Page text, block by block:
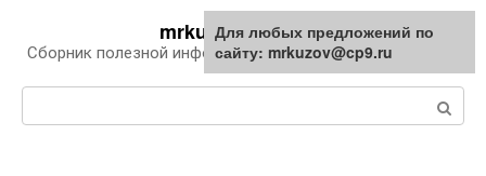
контенту
mrkuzov.ru
Сборник полезной информации про автомобили
Для любых предложений по
сайту: mrkuzov@cp9.ru
Для любых предложений по
сайту: mrkuzov@cp9.ru